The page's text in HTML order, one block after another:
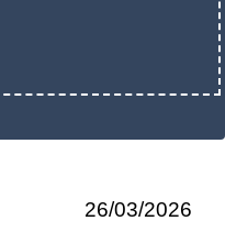
26/03/2026